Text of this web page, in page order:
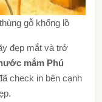
gỗ khổng lồ
đẹp mắt và trở
mắm Phú
check in bên cạnh